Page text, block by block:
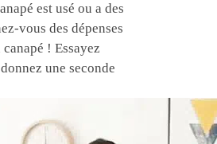
est usé ou a des
vous des dépenses
! Essayez
une seconde